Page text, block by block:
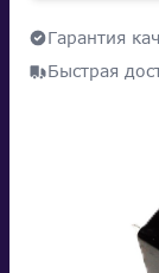
Гарантия
Быстрая